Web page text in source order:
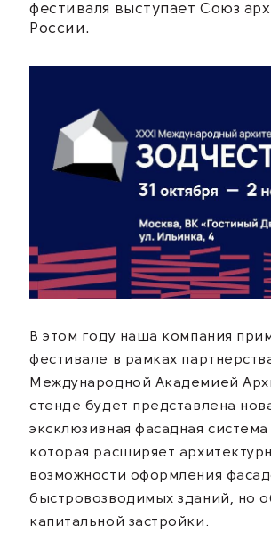
фестиваля выступает Союз
России.
В этом году наша компания
фестивале в рамках
Международной Академией
стенде будет представлена
эксклюзивная фасадная система
которая расширяет
возможности оформления
быстровозводимых зданий, но
капитальной застройки.